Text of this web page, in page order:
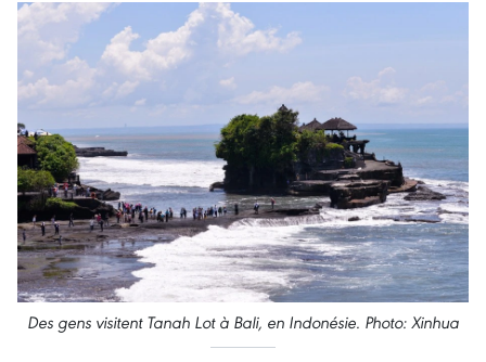
Des gens visitent Tanah Lot à Bali, en Indonésie. Photo: Xinhua